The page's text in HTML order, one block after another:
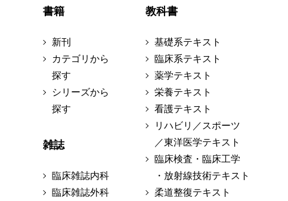
書籍
新刊
カテゴリから
探す
シリーズから
探す
雑誌
臨床雑誌内科
臨床雑誌外科
教科書
基礎系テキスト
臨床系テキスト
薬学テキスト
栄養テキスト
看護テキスト
リハビリ／スポーツ
／東洋医学テキスト
臨床検査・臨床工学
・放射線技術テキスト
柔道整復テキスト